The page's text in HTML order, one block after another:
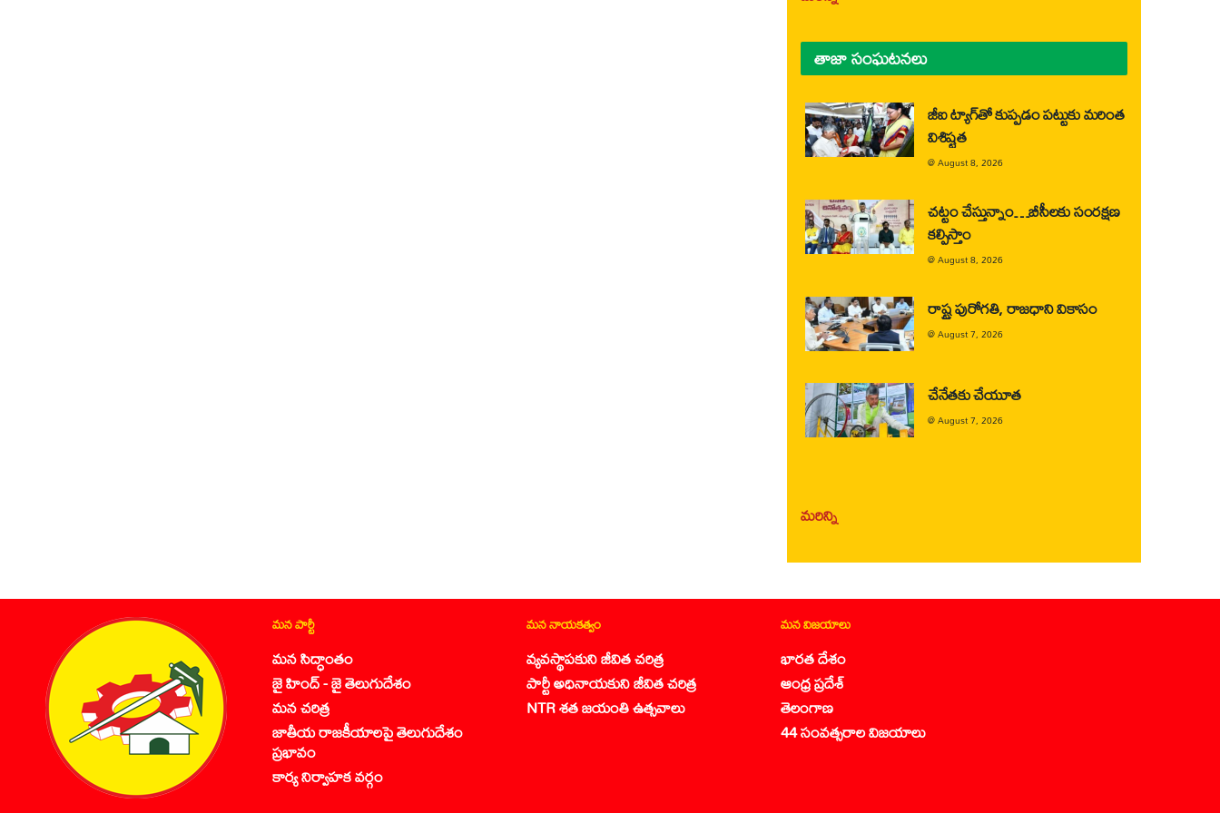
తాజా సంఘటనలు
జీఐ ట్యాగ్‌తో కుప్పడం పట్టుకు మరింత
విశిష్టత
@August 8, 2026
చట్టం చేస్తున్నాం…బీసీలకు సంరక్షణ
కల్పిస్తాం
@August 8, 2026
రాష్ట్ర పురోగతి, రాజధాని వికాసం
@August 7, 2026
చేనేతకు చేయూత
@August 7, 2026
మరిన్ని
మన పార్టీ
మన సిద్ధాంతం
జై హింద్ - జై తెలుగుదేశం
మన చరిత్ర
జాతీయ రాజకీయాలపై తెలుగుదేశం
ప్రభావం
కార్య నిర్వాహక వర్గం
మన నాయకత్వం
వ్యవస్థాపకుని జీవిత చరిత్ర
పార్టీ అధినాయకుని జీవిత చరిత్ర
NTR శత జయంతి ఉత్సవాలు
మన విజయాలు
భారత దేశం
ఆంధ్ర ప్రదేశ్
తెలంగాణ
44 సంవత్సరాల విజయాలు